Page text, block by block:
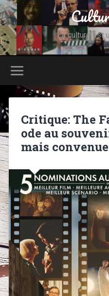
La culture est
Critique: The
ode au
mais